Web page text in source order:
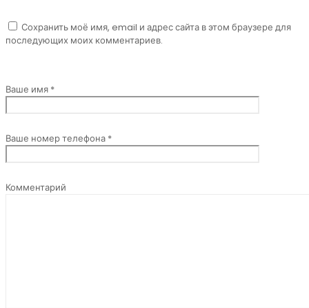
Комментарий
Ваше имя *
Сохранить моё имя, email и адрес сайта в этом браузере для
последующих моих комментариев.
Ваше номер телефона *